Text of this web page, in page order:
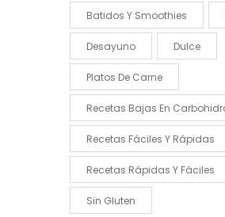
Batidos Y Smoothies
Desayuno Dulce
Platos De Carne
Recetas Bajas En
Recetas Fáciles Y Rápidas
Recetas Rápidas Y Fáciles
Sin Gluten